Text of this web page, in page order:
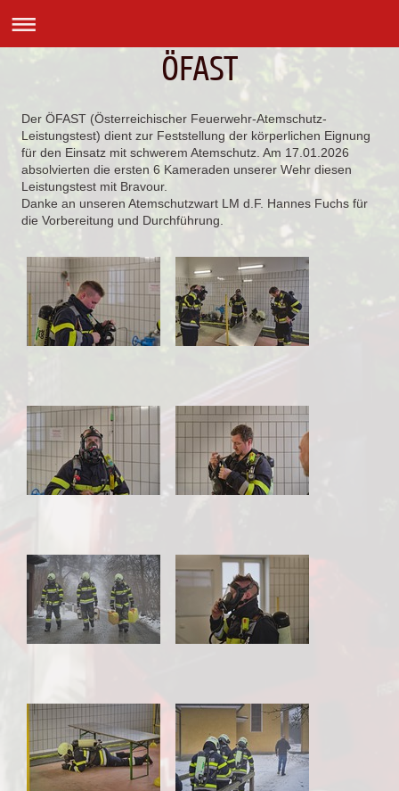
ÖFAST
Der ÖFAST (Österreichischer Feuerwehr-Atemschutz-
Leistungstest) dient zur Feststellung der körperlichen Eignung
für den Einsatz mit schwerem Atemschutz. Am 17.01.2026
absolvierten die ersten 6 Kameraden unserer Wehr diesen
Leistungstest mit Bravour.
Danke an unseren Atemschutzwart LM d.F. Hannes Fuchs für
die Vorbereitung und Durchführung.